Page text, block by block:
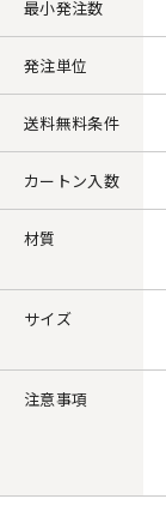
最小発注数
発注単位
送料無料条件
カートン入数
材質
サイズ
注意事項